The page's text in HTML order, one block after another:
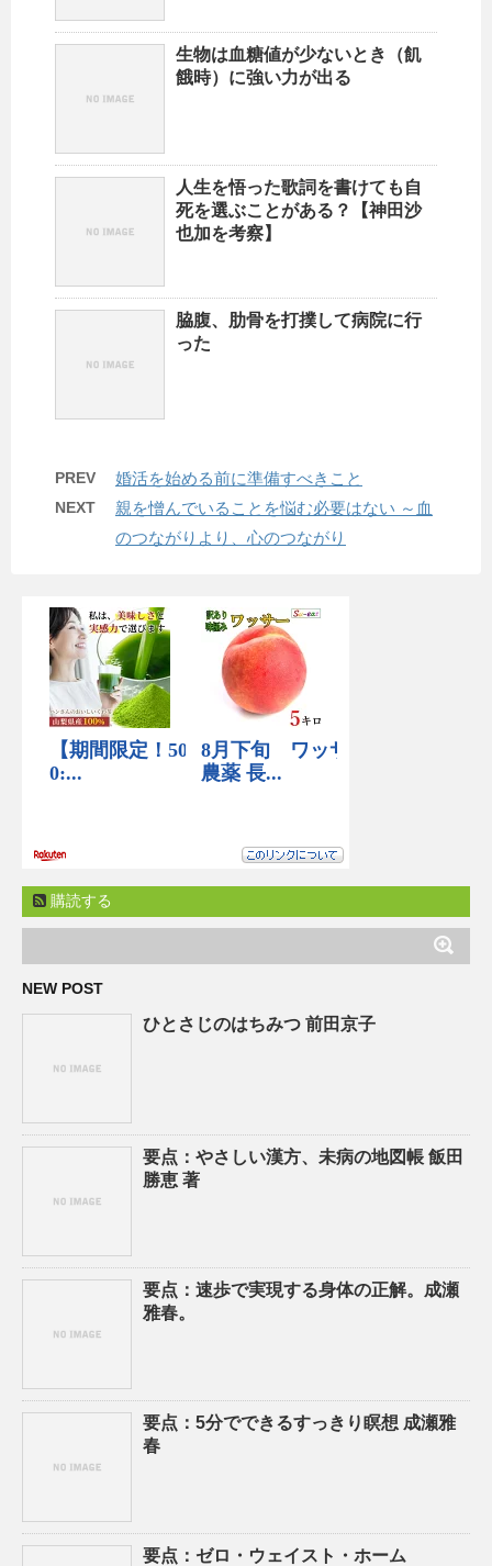
生物は血糖値が少ないとき（飢
餓時）に強い力が出る
人生を悟った歌詞を書けても自
死を選ぶことがある？【神田沙
也加を考察】
脇腹、肋骨を打撲して病院に行
った
PREV 婚活を始める前に準備すべきこと
NEXT
親を憎んでいることを悩む必要はない ～血
のつながりより、心のつながり
購読する
NEW POST
ひとさじのはちみつ 前田京子
要点：やさしい漢方、未病の地図帳 飯田
勝恵 著
要点：速歩で実現する身体の正解。成瀬
雅春。
要点：5分でできるすっきり瞑想 成瀬雅
春
要点：ゼロ・ウェイスト・ホーム